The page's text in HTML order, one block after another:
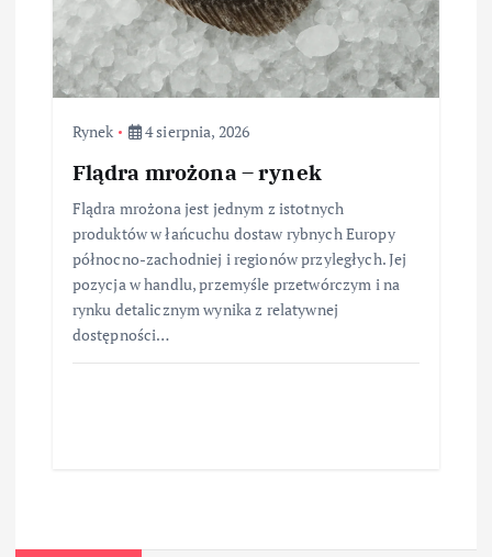
Rynek 4 sierpnia, 2026
Flądra mrożona – rynek
Flądra mrożona jest jednym z istotnych
produktów w łańcuchu dostaw rybnych Europy
północno-zachodniej i regionów przyległych. Jej
pozycja w handlu, przemyśle przetwórczym i na
rynku detalicznym wynika z relatywnej
dostępności…